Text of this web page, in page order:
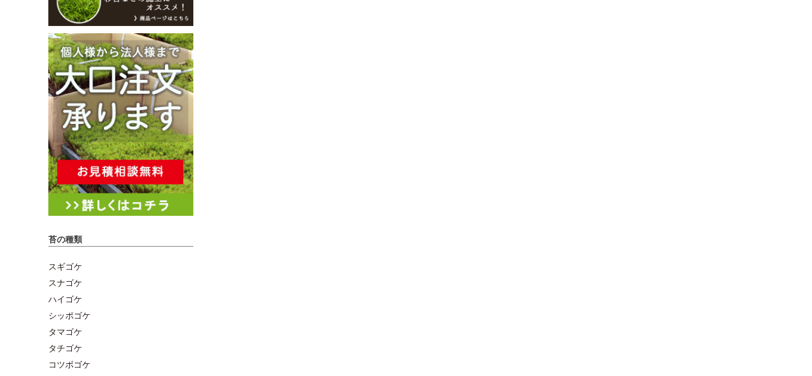
苔の種類
スギゴケ
スナゴケ
ハイゴケ
シッポゴケ
タマゴケ
タチゴケ
コツボゴケ